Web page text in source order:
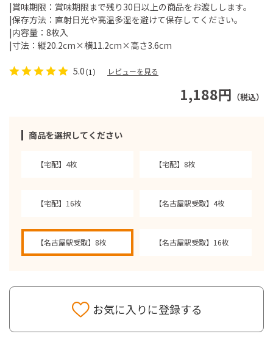
1,188円 （税込）
商品を選択してください
【宅配】4枚 【宅配】8枚
【宅配】16枚 【名古屋駅受取】4枚
【名古屋駅受取】8枚 【名古屋駅受取】16枚
|賞味期限：賞味期限まで残り30日以上の商品をお渡しします。
|保存方法：直射日光や高温多湿を避けて保存してください。
|内容量：8枚入
|寸法：縦20.2cm×横11.2cm×高さ3.6cm
5.0（1） レビューを見る
お気に入りに登録する